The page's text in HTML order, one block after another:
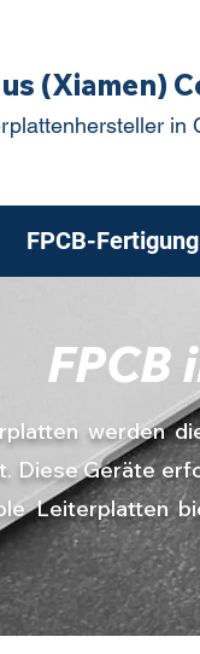
(Xiamen)
in
FPCB-Fertigung
werden
Diese Geräte
Leiterplatten